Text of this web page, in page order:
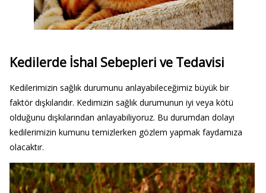
Kedilerde İshal Sebepleri ve Tedavisi
Kedilerimizin sağlık durumunu anlayabileceğimiz büyük bir
faktör dışkılarıdır. Kedimizin sağlık durumunun iyi veya kötü
olduğunu dışkılarından anlayabiliyoruz. Bu durumdan dolayı
kedilerimizin kumunu temizlerken gözlem yapmak faydamıza
olacaktır.